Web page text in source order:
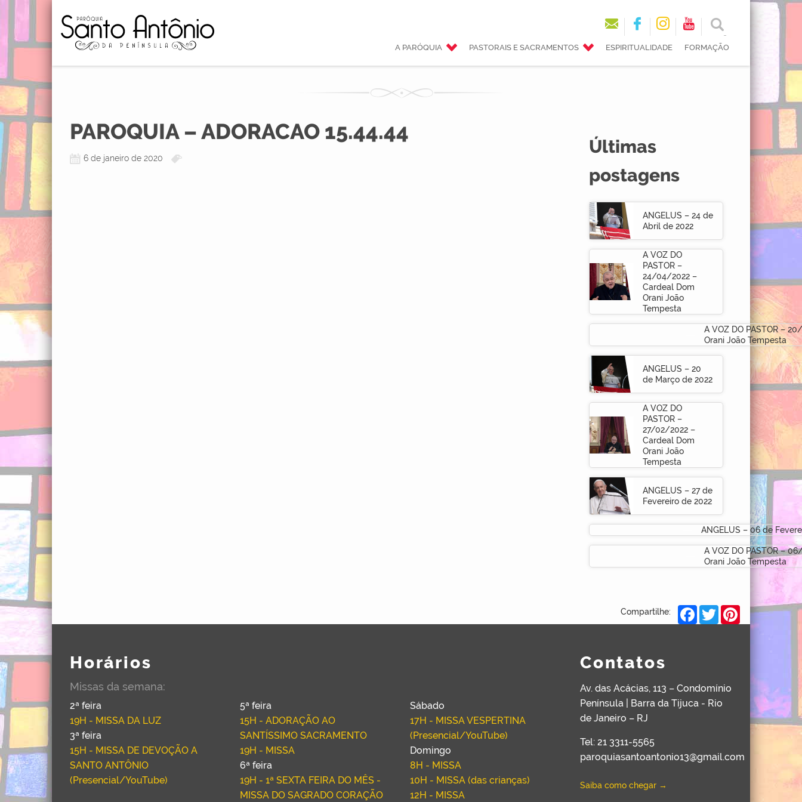
A PARÓQUIA PASTORAIS E SACRAMENTOS ESPIRITUALIDADE FORMAÇÃO
PAROQUIA – ADORACAO 15.44.44
6 de janeiro de 2020
Últimas
postagens
ANGELUS – 24 de
Abril de 2022
A VOZ DO
PASTOR –
24/04/2022 –
Cardeal Dom
Orani João
Tempesta
A VOZ DO PASTOR –
Orani João Tempesta
ANGELUS – 20
de Março de 2022
A VOZ DO
PASTOR –
27/02/2022 –
Cardeal Dom
Orani João
Tempesta
ANGELUS – 27 de
Fevereiro de 2022
ANGELUS – 06 de
A VOZ DO PASTOR –
Orani João Tempesta
Compartilhe: Facebook
Twitter Pinterest
Horários
Missas da semana:
2ª feira
19H - MISSA DA LUZ
3ª feira
15H - MISSA DE DEVOÇÃO A
SANTO ANTÔNIO
(Presencial/YouTube)
5ª feira
15H - ADORAÇÃO AO
SANTÍSSIMO SACRAMENTO
19H - MISSA
6ª feira
19H - 1ª SEXTA FEIRA DO MÊS -
MISSA DO SAGRADO CORAÇÃO
Sábado
17H - MISSA VESPERTINA
(Presencial/YouTube)
Domingo
8H - MISSA
10H - MISSA (das crianças)
12H - MISSA
Contatos
Av. das Acácias, 113 – Condomínio
Península | Barra da Tijuca - Rio
de Janeiro – RJ
Tel: 21 3311-5565
paroquiasantoantonio13@gmail.com
Saiba como chegar →